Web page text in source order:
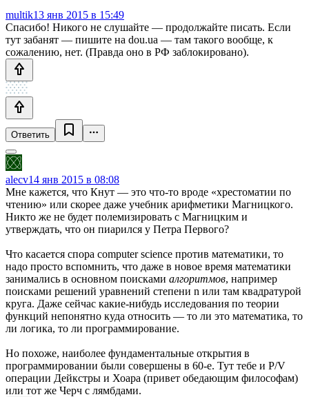
multik13 янв 2015 в 15:49
Спасибо! Никого не слушайте — продолжайте писать. Если
тут забанят — пишите на dou.ua — там такого вообще, к
сожалению, нет. (Правда оно в РФ заблокировано).
Ответить
alecv14 янв 2015 в 08:08
Мне кажется, что Кнут — это что-то вроде «хрестоматии по
чтению» или скорее даже учебник арифметики Магницкого.
Никто же не будет полемизировать с Магницким и
утверждать, что он пиарился у Петра Первого?
Что касается спора computer science против математики, то
надо просто вспомнить, что даже в новое время математики
занимались в основном поисками алгоритмов, например
поисками решений уравнений степени n или там квадратурой
круга. Даже сейчас какие-нибудь исследования по теории
функций непонятно куда относить — то ли это математика, то
ли логика, то ли программирование.
Но похоже, наиболее фундаментальные открытия в
программировании были совершены в 60-е. Тут тебе и P/V
операции Дейкстры и Хоара (привет обедающим философам)
или тот же Черч с лямбдами.